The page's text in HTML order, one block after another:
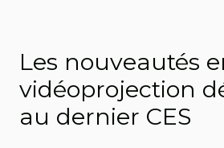
Les nouveautés
vidéoprojection
au dernier CES